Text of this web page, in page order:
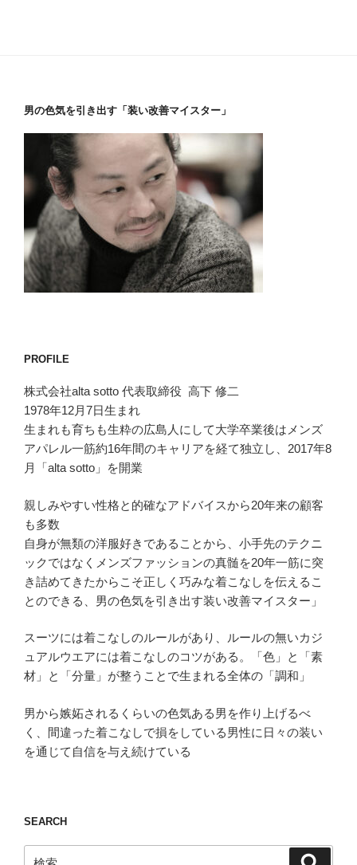
男の色気を引き出す「装い改善マイスター」
PROFILE
株式会社alta sotto 代表取締役 高下 修二
1978年12月7日生まれ
生まれも育ちも生粋の広島人にして大学卒業後はメンズ
アパレル一筋約16年間のキャリアを経て独立し、2017年8
月「alta sotto」を開業
親しみやすい性格と的確なアドバイスから20年来の顧客
も多数
自身が無類の洋服好きであることから、小手先のテクニ
ックではなくメンズファッションの真髄を20年一筋に突
き詰めてきたからこそ正しく巧みな着こなしを伝えるこ
とのできる、男の色気を引き出す装い改善マイスター」
スーツには着こなしのルールがあり、ルールの無いカジ
ュアルウエアには着こなしのコツがある。「色」と「素
材」と「分量」が整うことで生まれる全体の「調和」
男から嫉妬されるくらいの色気ある男を作り上げるべ
く、間違った着こなしで損をしている男性に日々の装い
を通じて自信を与え続けている
SEARCH